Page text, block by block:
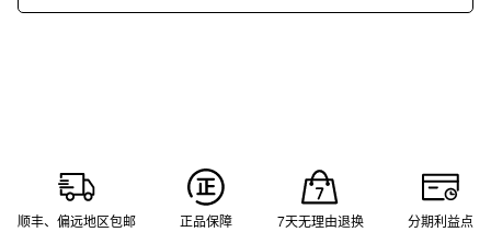
顺丰、偏远地区包邮 正品保障 7天无理由退换 分期利益点